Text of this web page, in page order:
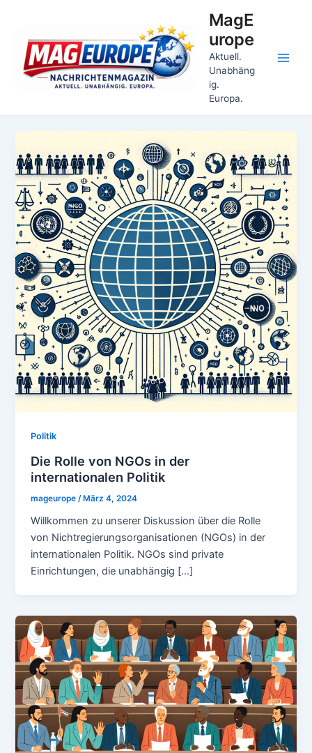
springen
MagE
urope
Aktuell.
Unabhäng
ig.
Europa.
Politik
Die Rolle von NGOs in der
internationalen Politik
mageurope /März 4, 2024
Willkommen zu unserer Diskussion über die Rolle
von Nichtregierungsorganisationen (NGOs) in der
internationalen Politik. NGOs sind private
Einrichtungen, die unabhängig […]